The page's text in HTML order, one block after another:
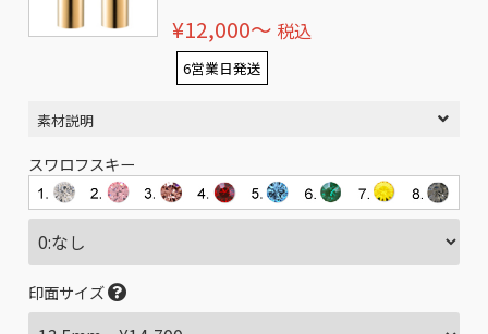
¥12,000〜 税込
6営業日発送
素材説明
スワロフスキー
印面サイズ